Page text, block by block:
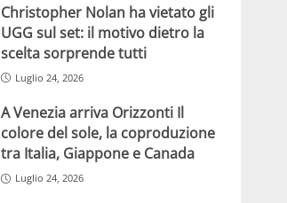
Christopher Nolan ha vietato gli
UGG sul set: il motivo dietro la
scelta sorprende tutti
Luglio 24, 2026
A Venezia arriva Orizzonti Il
colore del sole, la coproduzione
tra Italia, Giappone e Canada
Luglio 24, 2026